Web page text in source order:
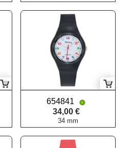
654841
34,00 €
34 mm